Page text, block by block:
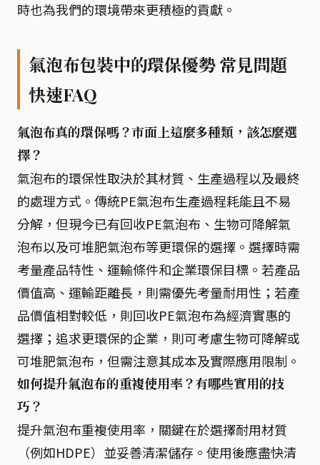
時也為我們的環境帶來更積極的貢獻。
氣泡布包裝中的環保優勢 常見問題
快速FAQ
氣泡布真的環保嗎？市面上這麼多種類，該怎麼選
擇？
氣泡布的環保性取決於其材質、生產過程以及最終
的處理方式。傳統PE氣泡布生產過程耗能且不易
分解，但現今已有回收PE氣泡布、生物可降解氣
泡布以及可堆肥氣泡布等更環保的選擇。選擇時需
考量產品特性、運輸條件和企業環保目標。若產品
價值高、運輸距離長，則需優先考量耐用性；若產
品價值相對較低，則回收PE氣泡布為經濟實惠的
選擇；追求更環保的企業，則可考慮生物可降解或
可堆肥氣泡布，但需注意其成本及實際應用限制。
如何提升氣泡布的重複使用率？有哪些實用的技
巧？
提升氣泡布重複使用率，關鍵在於選擇耐用材質
（例如HDPE）並妥善清潔儲存。使用後應盡快清